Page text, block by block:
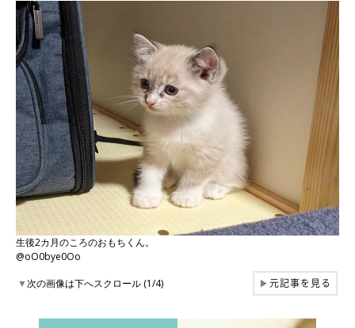
生後2カ月のころのおもちくん。
@oO0bye0Oo
▼次の画像は下へスクロール (1/4) ▶元記事を見る